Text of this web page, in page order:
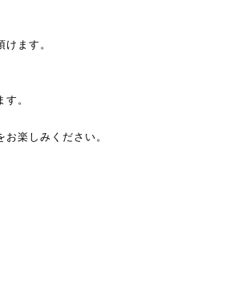
ます。
。
楽しみください。